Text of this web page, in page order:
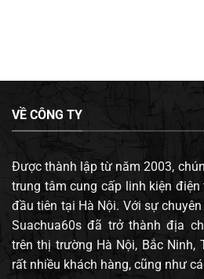
VỀ CÔNG TY
Được thành lập từ năm 2003,
trung tâm cung cấp linh kiện
đầu tiên tại Hà Nội. Với sự
Suachua60s đã trở thành địa
trên thị trường Hà Nội, Bắc Ninh,
rất nhiều khách hàng, cũng như